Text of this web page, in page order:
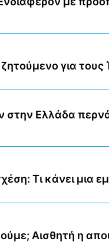
για τους
στην Ελλάδα
Τι κάνει μια
Αισθητή η